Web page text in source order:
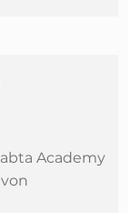
Academy